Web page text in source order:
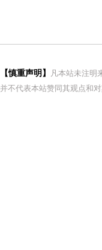
【慎重声明】
凡本站未注明
并不代表本站赞同其观点和